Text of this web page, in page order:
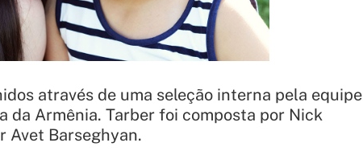
através de uma seleção interna pela equipe
da Armênia. Tarber foi composta por Nick
Avet Barseghyan.